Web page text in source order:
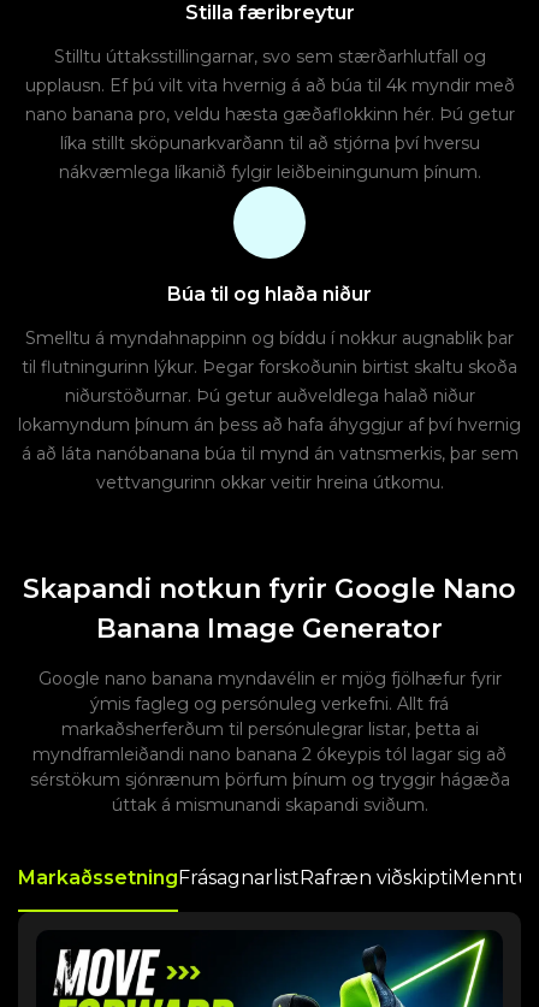
Stilla færibreytur
Stilltu úttaksstillingarnar, svo sem stærðarhlutfall og
upplausn. Ef þú vilt vita hvernig á að búa til 4k myndir með
nano banana pro, veldu hæsta gæðaflokkinn hér. Þú getur
líka stillt sköpunarkvarðann til að stjórna því hversu
nákvæmlega líkanið fylgir leiðbeiningunum þínum.
Búa til og hlaða niður
Smelltu á myndahnappinn og bíddu í nokkur augnablik þar
til flutningurinn lýkur. Þegar forskoðunin birtist skaltu skoða
niðurstöðurnar. Þú getur auðveldlega halað niður
lokamyndum þínum án þess að hafa áhyggjur af því hvernig
á að láta nanóbanana búa til mynd án vatnsmerkis, þar sem
vettvangurinn okkar veitir hreina útkomu.
Skapandi notkun fyrir Google Nano
Banana Image Generator
Google nano banana myndavélin er mjög fjölhæfur fyrir
ýmis fagleg og persónuleg verkefni. Allt frá
markaðsherferðum til persónulegrar listar, þetta ai
myndframleiðandi nano banana 2 ókeypis tól lagar sig að
sérstökum sjónrænum þörfum þínum og tryggir hágæða
úttak á mismunandi skapandi sviðum.
MarkaðssetningFrásagnarlistRafræn viðskipti